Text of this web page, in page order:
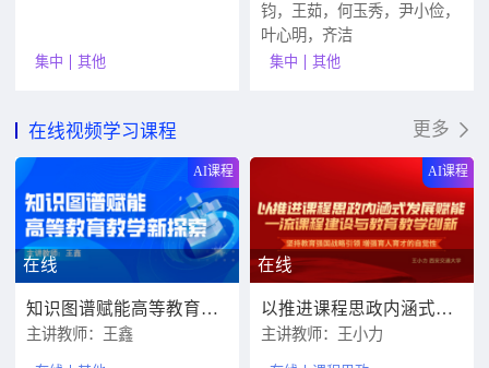
集中 其他
钧，王茹，何玉秀，尹小俭，
叶心明，齐洁
集中 其他
在线视频学习课程 更多
AI课程
在线
知识图谱赋能高等教育教学新探索
主讲教师：王鑫
AI课程
在线
以推进课程思政内涵式发展赋能一流课程建设与教育教学创新
主讲教师：王小力